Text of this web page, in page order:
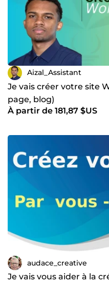
Aizal_Assistant
Je vais créer votre site
page, blog)
À partir de 181,87 $US
audace_creative
Je vais vous aider à la